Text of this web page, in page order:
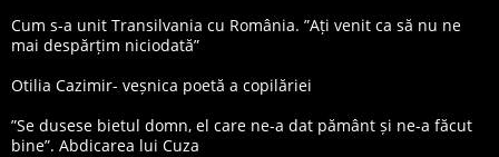
Cum s-a unit Transilvania cu România. ”Ați venit ca să nu ne
mai despărțim niciodată”
Otilia Cazimir- veșnica poetă a copilăriei
”Se dusese bietul domn, el care ne-a dat pământ și ne-a făcut
bine”. Abdicarea lui Cuza